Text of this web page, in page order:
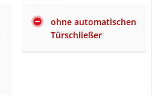
ohne automatischen
Türschließer